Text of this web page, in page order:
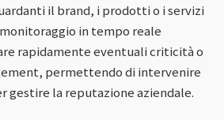
il brand, i prodotti o i servizi
in tempo reale
rapidamente eventuali criticità o
permettendo di intervenire
gestire la reputazione aziendale.